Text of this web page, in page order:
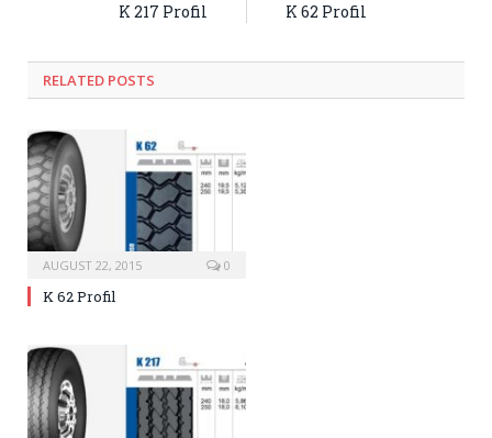
K 217 Profil K 62 Profil
RELATED POSTS
AUGUST 22, 2015 0
K 62 Profil